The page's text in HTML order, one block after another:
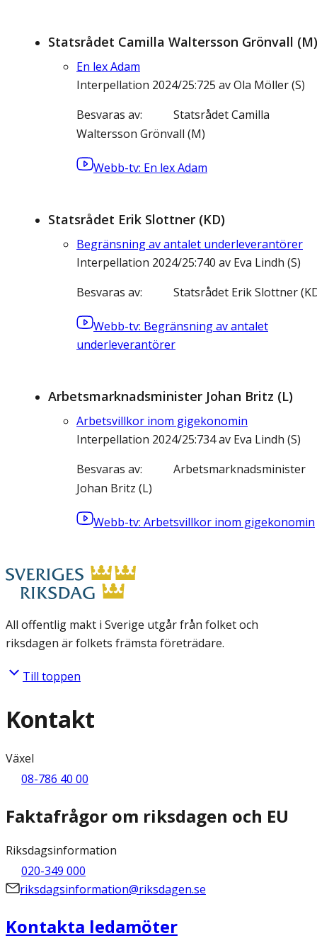
Statsrådet Camilla Waltersson Grönvall (M)
En lex Adam
Interpellation 2024/25:725 av Ola Möller (S)
Besvaras av
Statsrådet Camilla
Waltersson Grönvall (M)
Webb-tv: En lex Adam
Statsrådet Erik Slottner (KD)
Begränsning av antalet underleverantörer
Interpellation 2024/25:740 av Eva Lindh (S)
Besvaras av
Statsrådet Erik Slottner
Webb-tv: Begränsning av antalet
underleverantörer
Arbetsmarknadsminister Johan Britz (L)
Arbetsvillkor inom gigekonomin
Interpellation 2024/25:734 av Eva Lindh (S)
Besvaras av
Arbetsmarknadsminister
Johan Britz (L)
Webb-tv: Arbetsvillkor inom gigekonomin
All offentlig makt i Sverige utgår från folket och
riksdagen är folkets främsta företrädare.
Till toppen
Kontakt
Växel
08-786 40 00
Faktafrågor om riksdagen och EU
Riksdagsinformation
020-349 000
riksdagsinformation@riksdagen.se
Kontakta ledamöter